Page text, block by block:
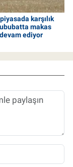
karşılık
makas
ediyor